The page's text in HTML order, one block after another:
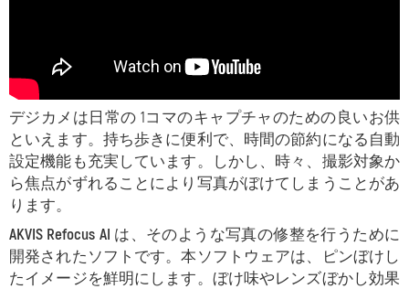
デジカメは日常の 1コマのキャプチャのための良いお供
といえます。持ち歩きに便利で、時間の節約になる自動
設定機能も充実しています。しかし、時々、撮影対象か
ら焦点がずれることにより写真がぼけてしまうことがあ
ります。
AKVIS Refocus AI は、そのような写真の修整を行うために
開発されたソフトです。本ソフトウェアは、ピンぼけし
たイメージを鮮明にします。 ぼけ味やレンズぼかし効果